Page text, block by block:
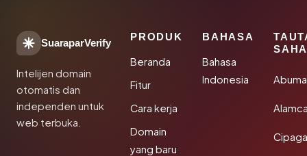
SuaraparVerify
Intelijen domain
otomatis dan
independen untuk
web terbuka.
PRODUK
Beranda
Fitur
Cara kerja
Domain
yang baru
BAHASA
Bahasa
Indonesia